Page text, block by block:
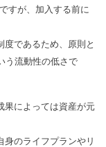
すが、加入する前に
であるため、原則と
う流動性の低さで
果によっては資産が元
身のライフプランやリ